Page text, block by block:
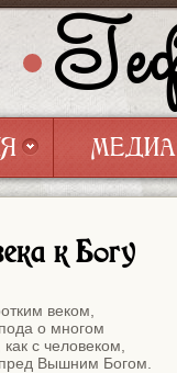
МЕДИА
МЕДИА
к Богу
веком,
о многом
с человеком,
Вышним Богом.